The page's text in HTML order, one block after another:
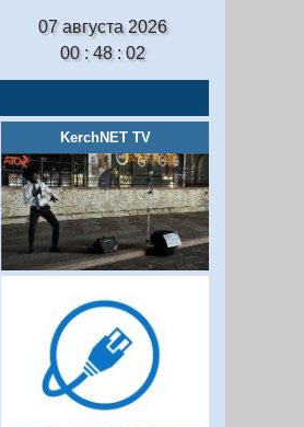
07 августа 2026
00 : 48 : 03
KerchNET TV